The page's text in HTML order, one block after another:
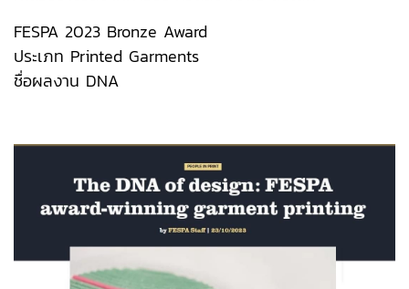
FESPA 2023 Bronze Award
ประเภท Printed Garments
ชื่อผลงาน DNA